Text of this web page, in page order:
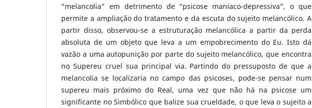
“melancolia” em detrimento de “psicose maníaco-depressiva”, o que
permite a ampliação do tratamento e da escuta do sujeito melancólico. A
partir disso, observou-se a estruturação melancólica a partir da perda
absoluta de um objeto que leva a um empobrecimento do Eu. Isto dá
vazão a uma autopunição por parte do sujeito melancólico, que encontra
no Supereu cruel sua principal via. Partindo do pressuposto de que a
melancolia se localizaria no campo das psicoses, pode-se pensar num
supereu mais próximo do Real, uma vez que não há na psicose um
significante no Simbólico que balize sua crueldade, o que leva o sujeito a